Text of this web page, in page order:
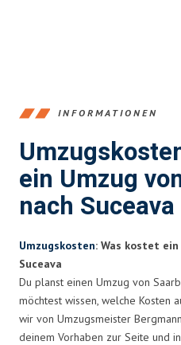
INFORMATIONEN
ein Umzug
nach Suceava
Umzugskosten: Was kostet ein
Suceava
Du planst einen Umzug von
möchtest wissen, welche Kosten
wir von Umzugsmeister
deinem Vorhaben zur Seite und